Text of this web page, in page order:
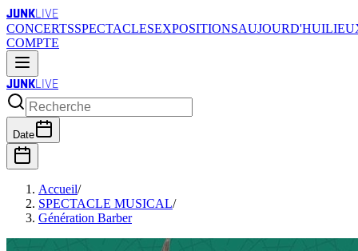
JUNKLIVE
CONCERTSSPECTACLESEXPOSITIONSAUJOURD'HUI
COMPTE
JUNKLIVE
Date
Accueil/
SPECTACLE MUSICAL/
Génération Barber